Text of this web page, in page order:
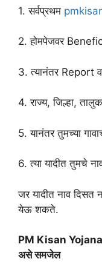
1. सर्वप्रथम
2. होमपेजवर
3. त्यानंतर Report
4. राज्य, जिल्हा,
5. यानंतर तुमच्या
6. त्या यादीत तुमचे
जर यादीत नाव दिसत
येऊ शकते.
PM Kisan Yojana
असे समजेल